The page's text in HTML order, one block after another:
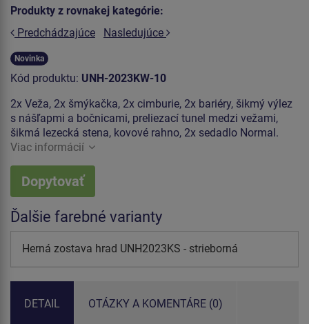
Produkty z rovnakej kategórie:
Predchádzajúce
Nasledujúce
Novinka
Kód produktu: UNH-2023KW-10
2x Veža, 2x šmýkačka, 2x cimburie, 2x bariéry, šikmý výlez
s nášľapmi a bočnicami, preliezací tunel medzi vežami,
šikmá lezecká stena, kovové rahno, 2x sedadlo Normal.
Viac informácií
Dopytovať
Ďalšie farebné varianty
Herná zostava hrad UNH2023KS - strieborná
DETAIL OTÁZKY A KOMENTÁRE (0)